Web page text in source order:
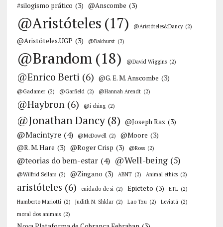
#silogismo prático (3) @Anscombe (3)
@Aristóteles (17) @Aristóteles&Dancy (2)
@Aristóteles.UGP (3) @Bakhurst (2)
@Brandom (18) @David Wiggins (2)
@Enrico Berti (6) @G. E. M. Anscombe (3)
@Gadamer (2) @Garfield (2) @Hannah Arendt (2)
@Haybron (6) @i ching (2)
@Jonathan Dancy (8) @Joseph Raz (3)
@Macintyre (4) @McDowell (2) @Moore (3)
@R. M. Hare (3) @Roger Crisp (3) @Ross (2)
@teorias do bem-estar (4) @Well-being (5)
@Wilfrid Sellars (2) @Zingano (3) ABNT (2) Animal ethics (2)
aristóteles (6) cuidado de si (2) Epicteto (3) ETL (2)
Humberto Mariotti (2) Judith N. Shklar (2) Lao Tzu (2) Leviatã (2)
moral dos animais (2)